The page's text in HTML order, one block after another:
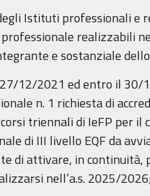
Istituti professionali e
realizzabili
e sostanziale
12/2021 ed entro il 30/
n. 1 richiesta di
triennali di IeFP per il
di III livello EQF da
di attivare, in continuità,
nell’a.s. 2025/